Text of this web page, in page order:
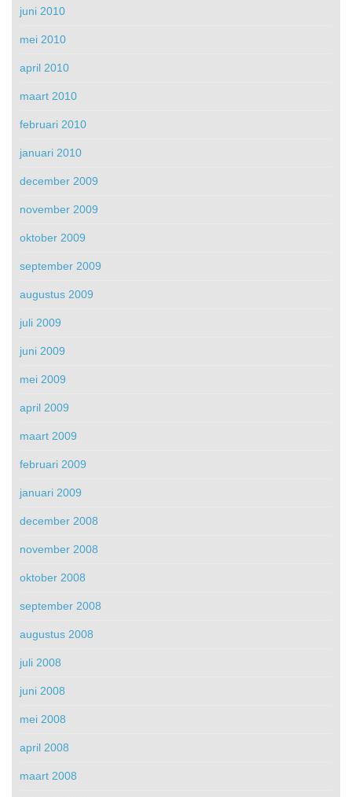
juni 2010
mei 2010
april 2010
maart 2010
februari 2010
januari 2010
december 2009
november 2009
oktober 2009
september 2009
augustus 2009
juli 2009
juni 2009
mei 2009
april 2009
maart 2009
februari 2009
januari 2009
december 2008
november 2008
oktober 2008
september 2008
augustus 2008
juli 2008
juni 2008
mei 2008
april 2008
maart 2008